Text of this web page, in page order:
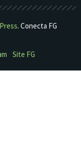
. Conecta FG
Site FG